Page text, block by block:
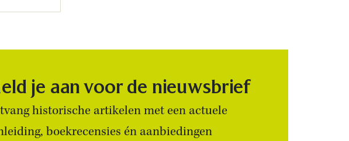
je aan voor de nieuwsbrief
historische artikelen met een actuele
boekrecensies én aanbiedingen